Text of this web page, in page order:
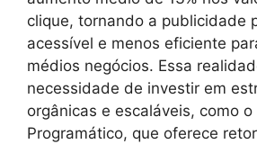
clique, tornando a publicidade
acessível e menos eficiente
médios negócios. Essa
necessidade de investir em
orgânicas e escaláveis, como o
Programático, que oferece